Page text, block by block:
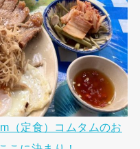
（定食）コムタムのお